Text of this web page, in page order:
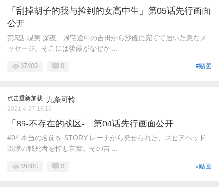
「刮掉胡子的我与捡到的女高中生」第05话先行画面
公开
第5話 現実 深夜、帰宅途中の吉田から沙優に宛てて届いた急なメ
ッセージ。そこには後藤がなぜか ...
#贴图
37409 0
点击重新加载 九条可怜
2021-4-27 18:16
「86-不存在的战区-」第04话先行画面公开
#04 本当の名前を STORY レーナから発せられた、スピアヘッド
戦隊の戦死者を悼む言葉。その言 ...
#贴图
39806 0